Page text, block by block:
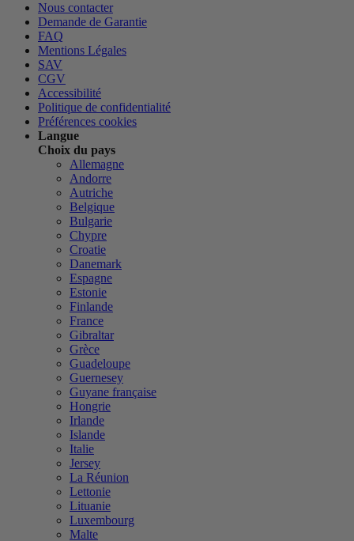
Nous contacter
Demande de Garantie
FAQ
Mentions Légales
SAV
CGV
Accessibilité
Politique de confidentialité
Préférences cookies
Langue
Choix du pays
Allemagne
Andorre
Autriche
Belgique
Bulgarie
Chypre
Croatie
Danemark
Espagne
Estonie
Finlande
France
Gibraltar
Grèce
Guadeloupe
Guernesey
Guyane française
Hongrie
Irlande
Islande
Italie
Jersey
La Réunion
Lettonie
Lituanie
Luxembourg
Malte